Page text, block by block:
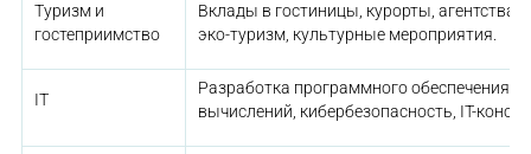
Туризм и
гостеприимство
Вклады в гостиницы, курорты, агентства
эко-туризм, культурные мероприятия.
IT
Разработка программного обеспечения,
вычислений, кибербезопасность, IT-